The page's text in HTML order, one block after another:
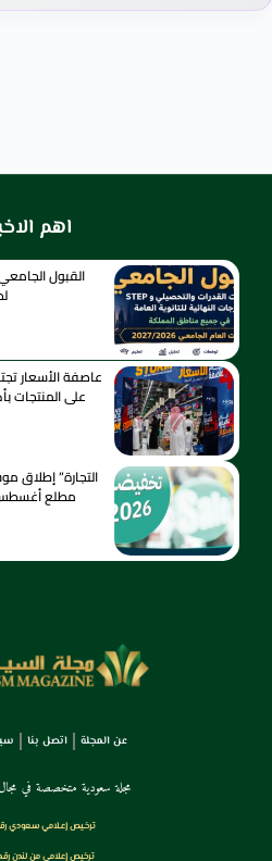
اهم
القبول
على المنتجات
مطلع أغسطس
عن المجلة اتصل بنا
مجلة سعودية متخصصة في مجال
ترخـيص إعـلامي سـعودي رقــم:
ترخيص إعلامي من لندن رقم: